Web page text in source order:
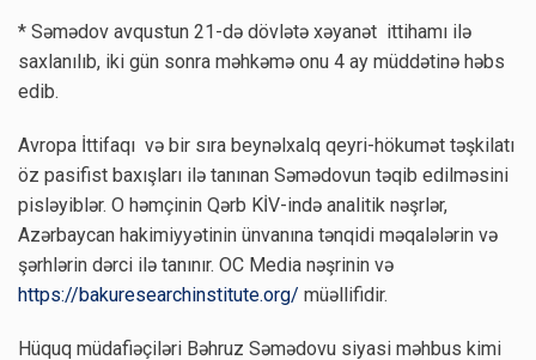
* Səmədov avqustun 21-də dövlətə xəyanət ittihamı ilə
saxlanılıb, iki gün sonra məhkəmə onu 4 ay müddətinə həbs
edib.
Avropa İttifaqı və bir sıra beynəlxalq qeyri-hökumət təşkilatı
öz pasifist baxışları ilə tanınan Səmədovun təqib edilməsini
pisləyiblər. O həmçinin Qərb KİV-ində analitik nəşrlər,
Azərbaycan hakimiyyətinin ünvanına tənqidi məqalələrin və
şərhlərin dərci ilə tanınır. OC Media nəşrinin və
https://bakuresearchinstitute.org/ müəllifidir.
Hüquq müdafiəçiləri Bəhruz Səmədovu siyasi məhbus kimi